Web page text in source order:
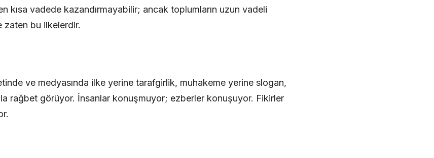
kısa vadede kazandırmayabilir; ancak toplumların uzun vadeli
zaten bu ilkelerdir.
ve medyasında ilke yerine tarafgirlik, muhakeme yerine slogan,
rağbet görüyor. İnsanlar konuşmuyor; ezberler konuşuyor. Fikirler